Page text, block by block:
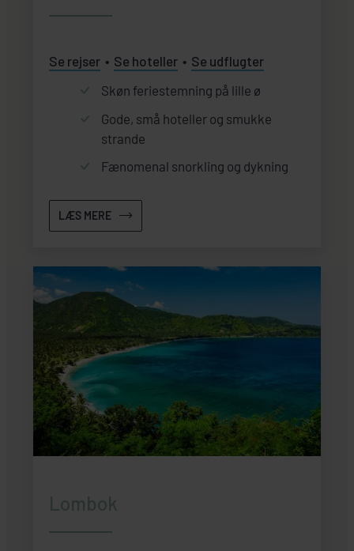
Se rejser Se hoteller
Se udflugter
Skøn feriestemning på lille ø
Gode, små hoteller og smukke
strande
Fænomenal snorkling og dykning
LÆS MERE
Lombok